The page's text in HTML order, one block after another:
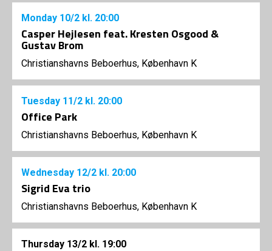
Monday 10/2 kl. 20:00
Casper Hejlesen feat. Kresten Osgood &
Gustav Brom
Christianshavns Beboerhus, København K
Tuesday 11/2 kl. 20:00
Office Park
Christianshavns Beboerhus, København K
Wednesday 12/2 kl. 20:00
Sigrid Eva trio
Christianshavns Beboerhus, København K
Thursday 13/2 kl. 19:00